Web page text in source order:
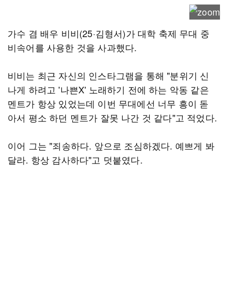
가수 겸 배우 비비(25·김형서)가 대학 축제 무대 중
비속어를 사용한 것을 사과했다.
비비는 최근 자신의 인스타그램을 통해 "분위기 신
나게 하려고 '나쁜X' 노래하기 전에 하는 악동 같은
멘트가 항상 있었는데 이번 무대에선 너무 흥이 돋
아서 평소 하던 멘트가 잘못 나간 것 같다"고 적었다.
이어 그는 "죄송하다. 앞으로 조심하겠다. 예쁘게 봐
달라. 항상 감사하다"고 덧붙였다.